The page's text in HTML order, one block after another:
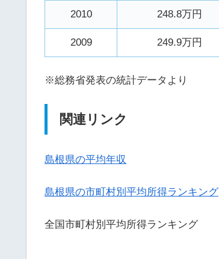
2010 248.8万円
2009 249.9万円
※総務省発表の統計データより
関連リンク
島根県の平均年収
島根県の市町村別平均所得ランキング
全国市町村別平均所得ランキング